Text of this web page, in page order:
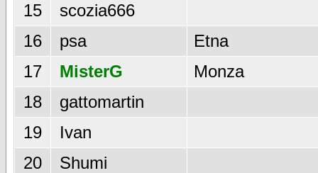
15
scozia666
16
psa
Etna
17
MisterG
Monza
18
gattomartin
19
Ivan
20
Shumi